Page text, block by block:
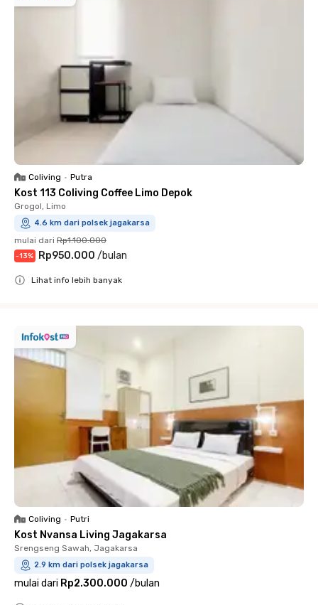
Coliving • Putra
Kost 113 Coliving Coffee Limo Depok
Grogol, Limo
4.6 km dari polsek jagakarsa
mulai dari Rp1.100.000
-13% Rp950.000 /bulan
Lihat info lebih banyak
Coliving • Putri
Kost Nvansa Living Jagakarsa
Srengseng Sawah, Jagakarsa
2.9 km dari polsek jagakarsa
mulai dari Rp2.300.000 /bulan